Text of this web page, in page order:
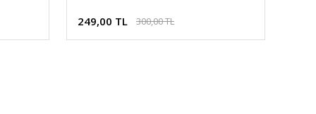
249,00 TL 300,00 TL